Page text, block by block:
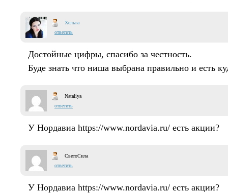
Хельга
ответить
Достойные цифры, спасибо за честность.
Буде знать что ниша выбрана правильно и есть
Nataliya
ответить
У Нордавиа https://www.nordavia.ru/ есть акции?
СветоСила
ответить
У Нордавиа https://www.nordavia.ru/ есть акции?